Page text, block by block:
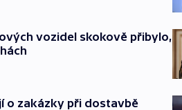
vozidel skokově přibylo,
o zakázky při dostavbě